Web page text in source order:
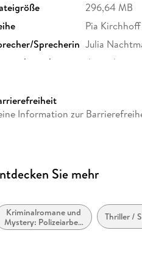
296,64 MB
Pia
Sprecherin Julia
deutsch
Information zur
Sie mehr
Kriminalromane und
Mystery: Polizeiarbeit
& Forensik
Thriller /